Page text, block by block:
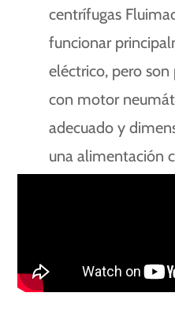
centrífugas
funcionar
eléctrico, pero
con motor
adecuado y
una alimentación